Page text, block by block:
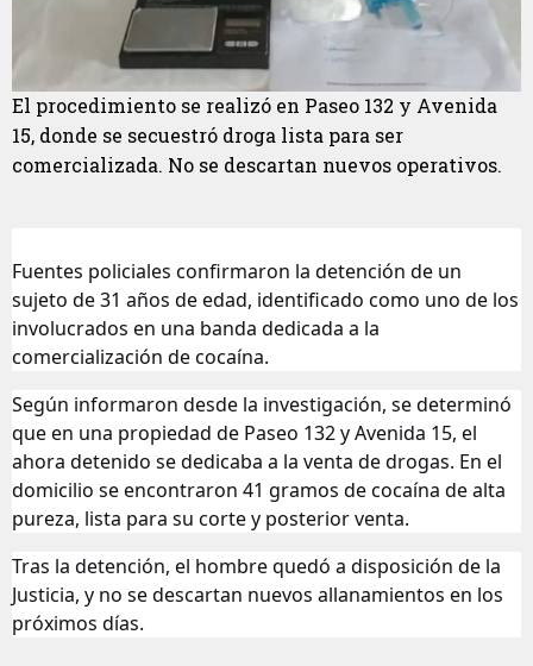
El procedimiento se realizó en Paseo 132 y Avenida
15, donde se secuestró droga lista para ser
comercializada. No se descartan nuevos operativos.
Fuentes policiales confirmaron la detención de un
sujeto de 31 años de edad, identificado como uno de los
involucrados en una banda dedicada a la
comercialización de cocaína.
Según informaron desde la investigación, se determinó
que en una propiedad de Paseo 132 y Avenida 15, el
ahora detenido se dedicaba a la venta de drogas. En el
domicilio se encontraron 41 gramos de cocaína de alta
pureza, lista para su corte y posterior venta.
Tras la detención, el hombre quedó a disposición de la
Justicia, y no se descartan nuevos allanamientos en los
próximos días.